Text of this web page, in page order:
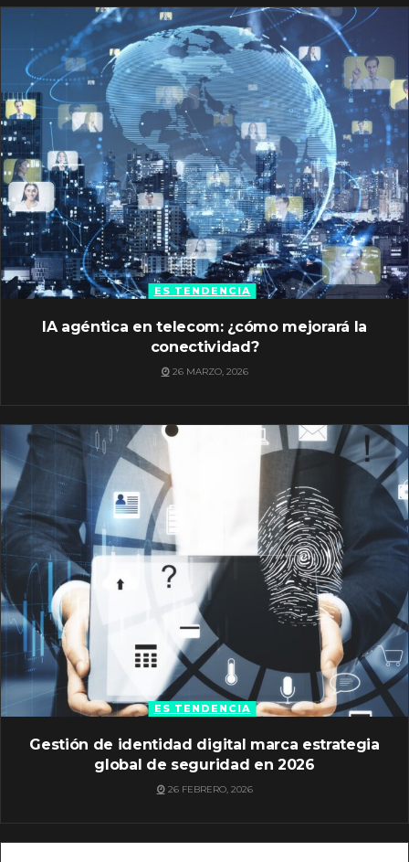
ES TENDENCIA
IA agéntica en telecom: ¿cómo mejorará la
conectividad?
26 MARZO, 2026
ES TENDENCIA
Gestión de identidad digital marca estrategia
global de seguridad en 2026
26 FEBRERO, 2026